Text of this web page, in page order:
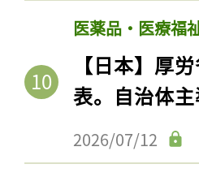
医薬品・医療福
【日本】厚
表。自治体
2026/07/12